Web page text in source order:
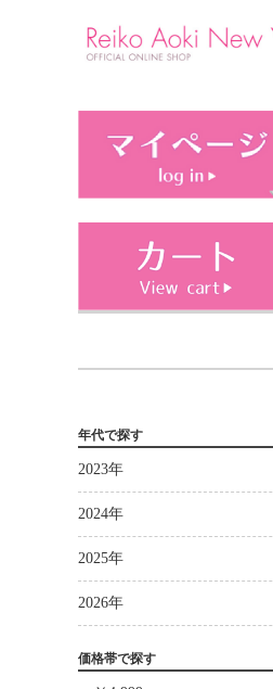
年代で探す
2023年
2024年
2025年
2026年
価格帯で探す